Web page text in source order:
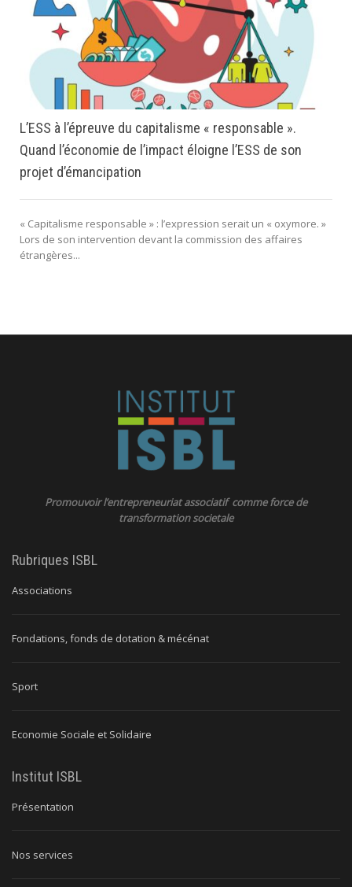
L’ESS à l’épreuve du capitalisme « responsable ».
Quand l’économie de l’impact éloigne l’ESS de son
projet d’émancipation
« Capitalisme responsable » : l’expression serait un « oxymore. »
Lors de son intervention devant la commission des affaires
étrangères...
Promouvoir l’entrepreneuriat associatif comme force de
transformation societale
Rubriques ISBL
Associations
Fondations, fonds de dotation & mécénat
Sport
Economie Sociale et Solidaire
Institut ISBL
Présentation
Nos services